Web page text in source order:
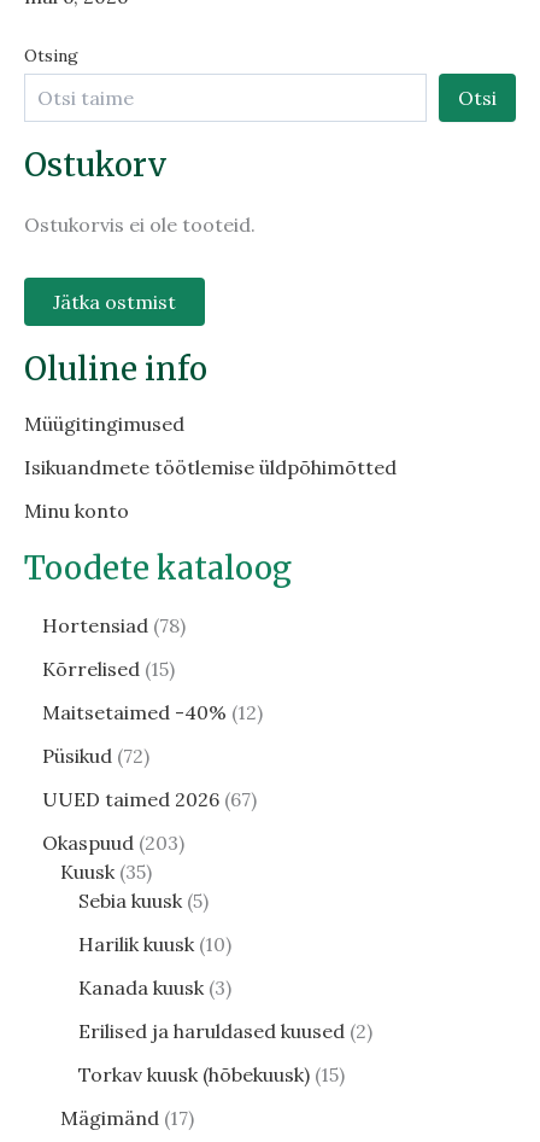
Otsing
Otsi
Ostukorv
Ostukorvis ei ole tooteid.
Jätka ostmist
Oluline info
Müügitingimused
Isikuandmete töötlemise üldpõhimõtted
Minu konto
Toodete kataloog
Hortensiad 78
Kõrrelised 15
Maitsetaimed -40% 12
Püsikud 72
UUED taimed 2026 67
Okaspuud 203
Kuusk 35
Sebia kuusk 5
Harilik kuusk 10
Kanada kuusk 3
Erilised ja haruldased kuused 2
Torkav kuusk (hõbekuusk) 15
Mägimänd 17